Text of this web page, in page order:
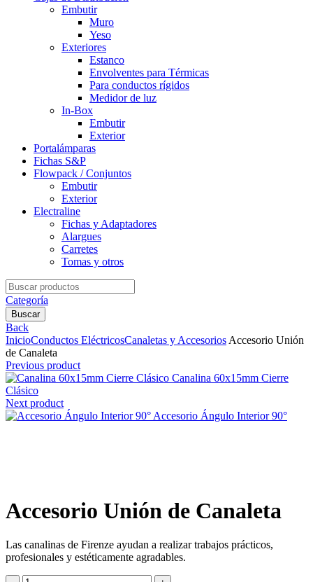
Embutir
Muro
Yeso
Exteriores
Estanco
Envolventes para Térmicas
Para conductos rígidos
Medidor de luz
In-Box
Embutir
Exterior
Portalámparas
Fichas S&P
Flowpack / Conjuntos
Embutir
Exterior
Electraline
Fichas y Adaptadores
Alargues
Carretes
Tomas y otros
Search
for:
Categoría
Buscar
Back
InicioConductos EléctricosCanaletas y AccesoriosAccesorio Unión
de Canaleta
Previous product
Canalina 60x15mm Cierre
Clásico
Next product
Accesorio Ángulo Interior 90°
Accesorio Unión de Canaleta
Las canalinas de Firenze ayudan a realizar trabajos prácticos,
profesionales y estéticamente agradables.